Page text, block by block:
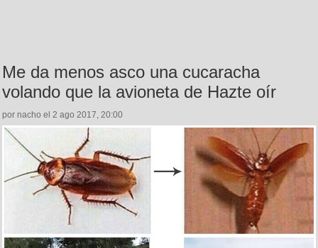
Me da menos asco una cucaracha
volando que la avioneta de Hazte oír
por nacho el 2 ago 2017, 20:00